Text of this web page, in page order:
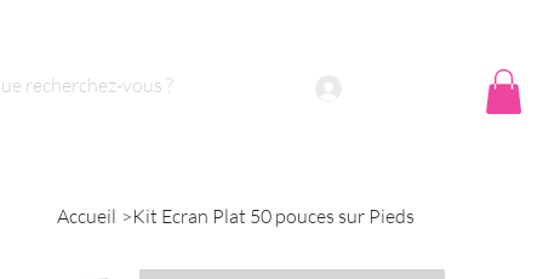
nous ?
Accueil >Kit Ecran Plat 50 pouces sur Pieds